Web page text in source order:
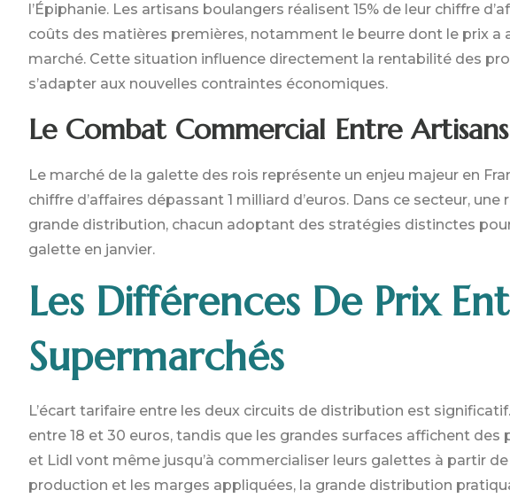
l’Épiphanie. Les artisans boulangers réalisent 15% de leur chiffre
coûts des matières premières, notamment le beurre dont le prix a
marché. Cette situation influence directement la rentabilité des
s’adapter aux nouvelles contraintes économiques.
Le Combat Commercial Entre
Le marché de la galette des rois représente un enjeu majeur en
chiffre d’affaires dépassant 1 milliard d’euros. Dans ce secteur,
grande distribution, chacun adoptant des stratégies distinctes
galette en janvier.
Les Différences De Prix
Supermarchés
L’écart tarifaire entre les deux circuits de distribution est
entre 18 et 30 euros, tandis que les grandes surfaces affichent
et Lidl vont même jusqu’à commercialiser leurs galettes à partir
production et les marges appliquées, la grande distribution